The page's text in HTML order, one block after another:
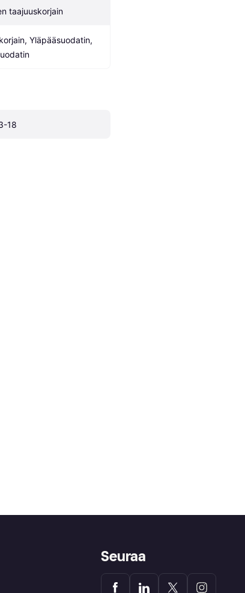
taajuuskorjain
Yläpääsuodatin,
18
Seuraa